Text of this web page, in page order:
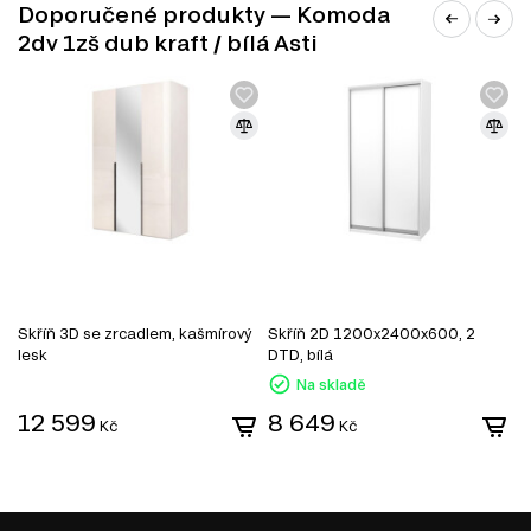
Jednolůžkové postele
Manželské postele
Toaletní stolky do ložnice
Šatní skříň
Botníky do předsíně
Kancelářské stoly
Doporučené produkty — Komoda
2dv 1zš dub kraft / bílá Asti
Skříň 3D se zrcadlem, kašmírový
lesk
12 599 Kč
Skříň 2D 1200x2400x600, 2
DTD, bílá
Na skladě
8 649 Kč